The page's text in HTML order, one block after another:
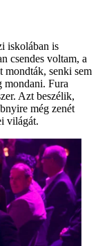
iskolában is
csendes voltam, a
mondták, senki sem
mondani. Fura
Azt beszélik,
még zenét
világát.